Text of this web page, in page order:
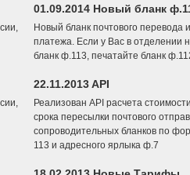
01.09.2014 Новый бланк
Новый бланк почтового перевода
платежа. Если у Вас в отделении
бланк ф.113, печатайте бланк
22.11.2013 API
Реализован API расчета
срока пересылки почтового
сопроводительных бланков по
113 и адресного ярлыка ф.7